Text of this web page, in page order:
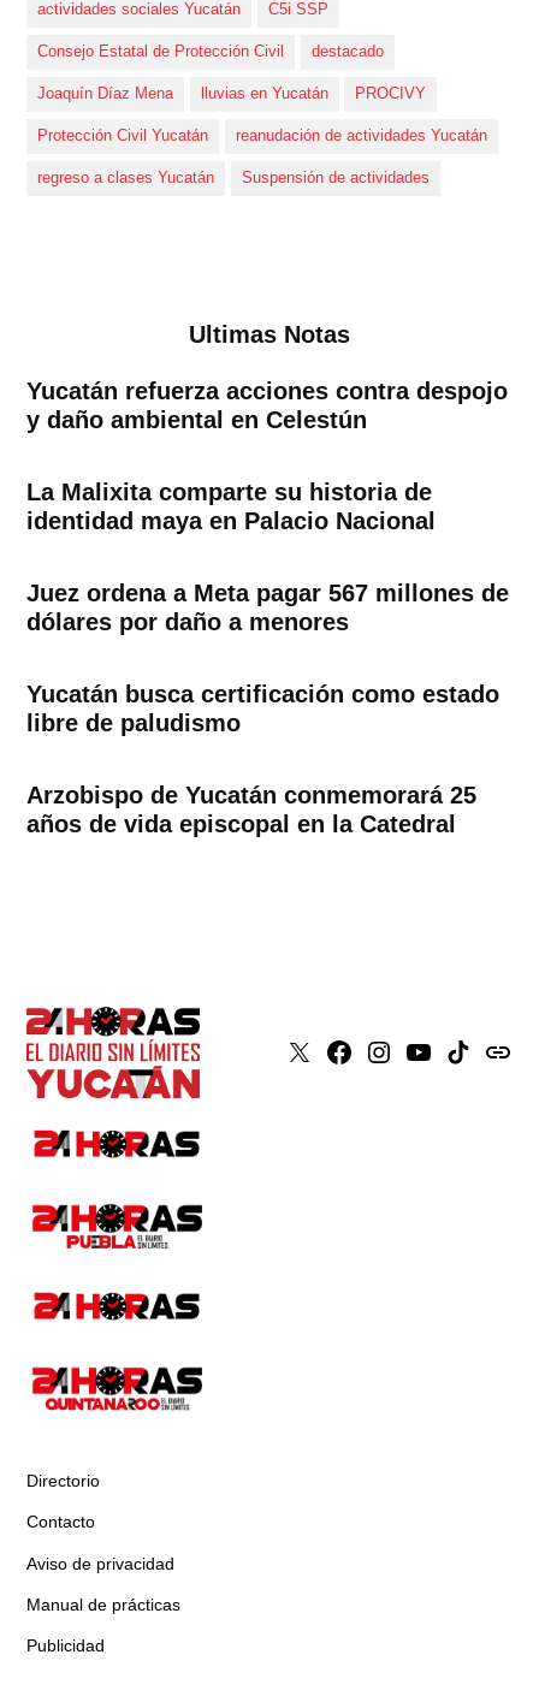
actividades sociales Yucatán C5i SSP
Consejo Estatal de Protección Civil destacado
Joaquín Díaz Mena lluvias en Yucatán PROCIVY
Protección Civil Yucatán reanudación de actividades Yucatán
regreso a clases Yucatán Suspensión de actividades
Ultimas Notas
Yucatán refuerza acciones contra despojo
y daño ambiental en Celestún
La Malixita comparte su historia de
identidad maya en Palacio Nacional
Juez ordena a Meta pagar 567 millones de
dólares por daño a menores
Yucatán busca certificación como estado
libre de paludismo
Arzobispo de Yucatán conmemorará 25
años de vida episcopal en la Catedral
X Faceboook
Instagram
YoutubeTiktokissuu
Directorio
Contacto
Aviso de privacidad
Manual de prácticas
Publicidad